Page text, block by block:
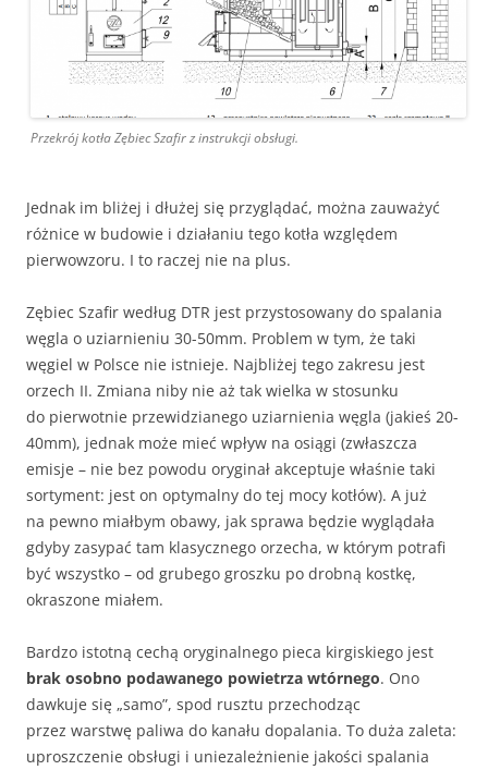
Przekrój kotła Zębiec Szafir z instrukcji obsługi.
Jednak im bliżej i dłużej się przyglądać, można zauważyć
różnice w budowie i działaniu tego kotła względem
pierwowzoru. I to raczej nie na plus.
Zębiec Szafir według DTR jest przystosowany do spalania
węgla o uziarnieniu 30-50mm. Problem w tym, że taki
węgiel w Polsce nie istnieje. Najbliżej tego zakresu jest
orzech II. Zmiana niby nie aż tak wielka w stosunku
do pierwotnie przewidzianego uziarnienia węgla (jakieś 20-
40mm), jednak może mieć wpływ na osiągi (zwłaszcza
emisje – nie bez powodu oryginał akceptuje właśnie taki
sortyment: jest on optymalny do tej mocy kotłów). A już
na pewno miałbym obawy, jak sprawa będzie wyglądała
gdyby zasypać tam klasycznego orzecha, w którym potrafi
być wszystko – od grubego groszku po drobną kostkę,
okraszone miałem.
Bardzo istotną cechą oryginalnego pieca kirgiskiego jest
brak osobno podawanego powietrza wtórnego. Ono
dawkuje się „samo”, spod rusztu przechodząc
przez warstwę paliwa do kanału dopalania. To duża zaleta:
uproszczenie obsługi i uniezależnienie jakości spalania